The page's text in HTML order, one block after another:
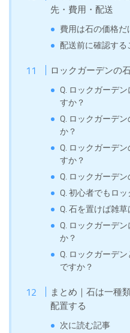
先・費用・配送
費用は石の価格だ
配送前に確認する
ロックガーデンの
Q. ロックガーデ
すか？
Q. ロックガーデ
か？
Q. ロックガーデ
すか？
Q. ロックガーデ
Q. 初心者でもロ
Q. 石を置けば雑
Q. ロックガーデ
か？
Q. ロックガーデ
ですか？
まとめ｜石は一種
配置する
次に読む記事